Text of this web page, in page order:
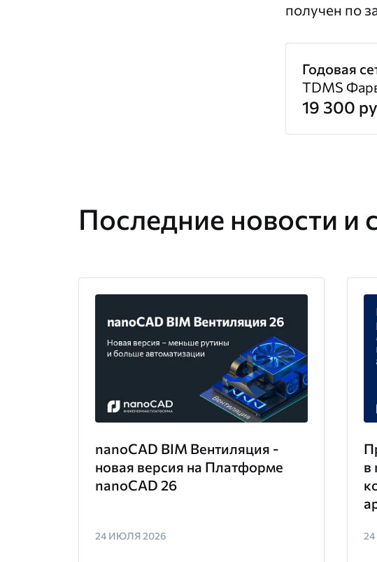
получен по
Годовая
TDMS
19 300
Последние новости и
nanoCAD BIM Вентиляция -
новая версия на Платформе
nanoCAD 26
24 ИЮЛЯ 2026
в